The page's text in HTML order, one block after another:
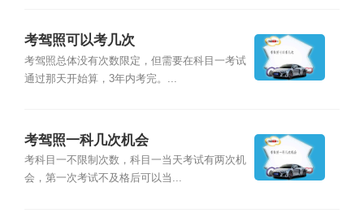
考驾照可以考几次
考驾照总体没有次数限定，但需要在科目一考试
通过那天开始算，3年内考完。...
考驾照一科几次机会
考科目一不限制次数，科目一当天考试有两次机
会，第一次考试不及格后可以当...